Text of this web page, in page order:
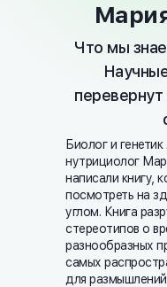
Биолог и
нутрициолог
написали книгу,
посмотреть на
углом. Книга
стереотипов о
разнообразных
самых
для
Что мы